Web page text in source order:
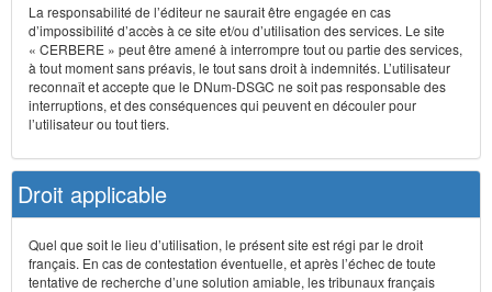
La responsabilité de l’éditeur ne saurait être engagée en cas
d’impossibilité d’accès à ce site et/ou d’utilisation des services. Le site
« CERBERE » peut être amené à interrompre tout ou partie des services,
à tout moment sans préavis, le tout sans droit à indemnités. L’utilisateur
reconnaît et accepte que le DNum-DSGC ne soit pas responsable des
interruptions, et des conséquences qui peuvent en découler pour
l’utilisateur ou tout tiers.
Droit applicable
Quel que soit le lieu d’utilisation, le présent site est régi par le droit
français. En cas de contestation éventuelle, et après l’échec de toute
tentative de recherche d’une solution amiable, les tribunaux français